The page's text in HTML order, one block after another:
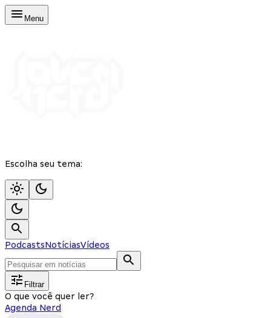
Menu
Escolha seu tema:
PodcastsNotíciasVídeos
Filtrar
O que você quer ler?
Agenda Nerd